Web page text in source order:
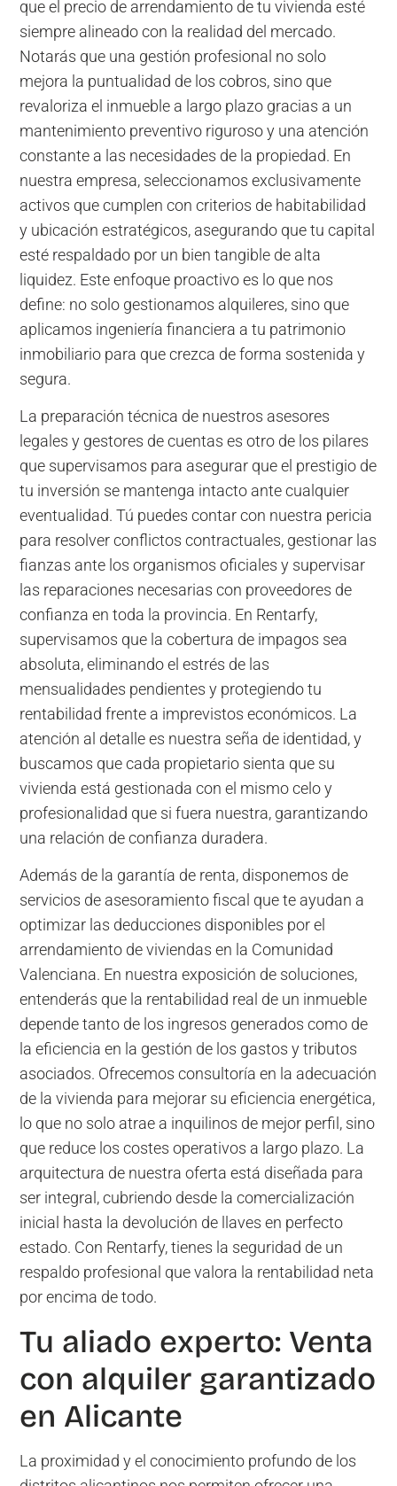
que el precio de arrendamiento de tu vivienda esté
siempre alineado con la realidad del mercado.
Notarás que una gestión profesional no solo
mejora la puntualidad de los cobros, sino que
revaloriza el inmueble a largo plazo gracias a un
mantenimiento preventivo riguroso y una atención
constante a las necesidades de la propiedad. En
nuestra empresa, seleccionamos exclusivamente
activos que cumplen con criterios de habitabilidad
y ubicación estratégicos, asegurando que tu capital
esté respaldado por un bien tangible de alta
liquidez. Este enfoque proactivo es lo que nos
define: no solo gestionamos alquileres, sino que
aplicamos ingeniería financiera a tu patrimonio
inmobiliario para que crezca de forma sostenida y
segura.
La preparación técnica de nuestros asesores
legales y gestores de cuentas es otro de los pilares
que supervisamos para asegurar que el prestigio de
tu inversión se mantenga intacto ante cualquier
eventualidad. Tú puedes contar con nuestra pericia
para resolver conflictos contractuales, gestionar las
fianzas ante los organismos oficiales y supervisar
las reparaciones necesarias con proveedores de
confianza en toda la provincia. En Rentarfy,
supervisamos que la cobertura de impagos sea
absoluta, eliminando el estrés de las
mensualidades pendientes y protegiendo tu
rentabilidad frente a imprevistos económicos. La
atención al detalle es nuestra seña de identidad, y
buscamos que cada propietario sienta que su
vivienda está gestionada con el mismo celo y
profesionalidad que si fuera nuestra, garantizando
una relación de confianza duradera.
Además de la garantía de renta, disponemos de
servicios de asesoramiento fiscal que te ayudan a
optimizar las deducciones disponibles por el
arrendamiento de viviendas en la Comunidad
Valenciana. En nuestra exposición de soluciones,
entenderás que la rentabilidad real de un inmueble
depende tanto de los ingresos generados como de
la eficiencia en la gestión de los gastos y tributos
asociados. Ofrecemos consultoría en la adecuación
de la vivienda para mejorar su eficiencia energética,
lo que no solo atrae a inquilinos de mejor perfil, sino
que reduce los costes operativos a largo plazo. La
arquitectura de nuestra oferta está diseñada para
ser integral, cubriendo desde la comercialización
inicial hasta la devolución de llaves en perfecto
estado. Con Rentarfy, tienes la seguridad de un
respaldo profesional que valora la rentabilidad neta
por encima de todo.
Tu aliado experto: Venta
con alquiler garantizado
en Alicante
La proximidad y el conocimiento profundo de los